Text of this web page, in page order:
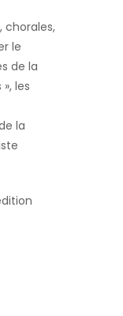
chorales,
le
de la
les
la